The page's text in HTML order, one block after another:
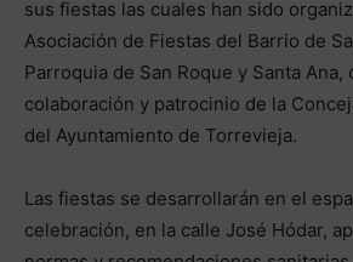
sus fiestas las cuales han sido
Asociación de Fiestas del Barrio de
Parroquia de San Roque y Santa Ana,
colaboración y patrocinio de la
del Ayuntamiento de Torrevieja.
Las fiestas se desarrollarán en el
celebración, en la calle José Hódar,